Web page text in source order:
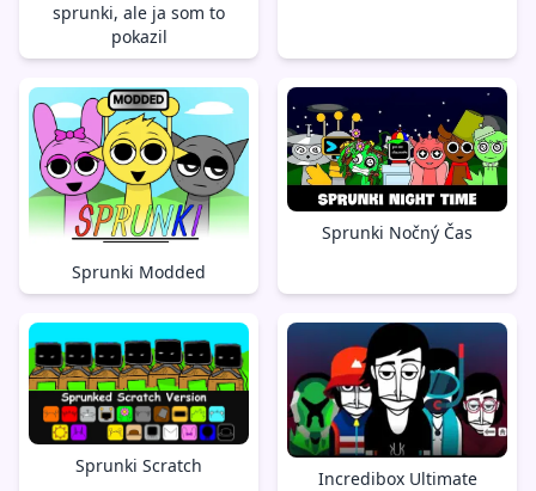
sprunki, ale ja som to
pokazil
Sprunki Modded
Sprunki Nočný Čas
Sprunki Scratch
Incredibox Ultimate